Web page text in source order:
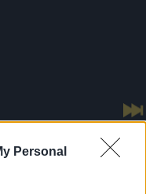
Personal